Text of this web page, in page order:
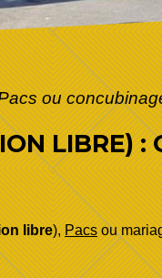
ou
LIBRE) :
libre),Pacsou